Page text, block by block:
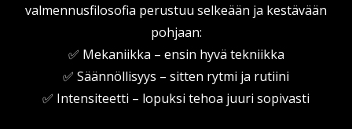
valmennusfilosofia perustuu selkeään ja kestävään
pohjaan:
✅ Mekaniikka – ensin hyvä tekniikka
✅ Säännöllisyys – sitten rytmi ja rutiini
✅ Intensiteetti – lopuksi tehoa juuri sopivasti